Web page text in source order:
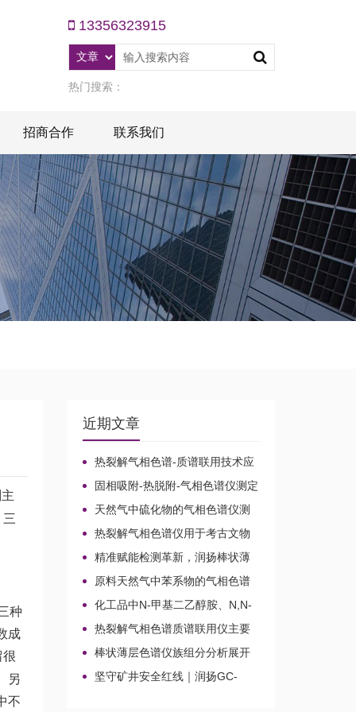
13356323915
热门搜索：
招商合作 联系我们
三
种
成
很
另
不
近期文章
热裂解气相色谱-质谱联用技术应
用于贝叶经木质纤维素的微生物降
解机理
固相吸附-热脱附-气相色谱仪测定
无组织排放空气中15种乙酸酯类化
合物的含量
天然气中硫化物的气相色谱仪测
定方法比较及分析方法新技术
热裂解气相色谱仪用于考古文物
鉴定和古建筑材料分析
精准赋能检测革新，润扬棒状薄
层色谱仪铸就国产分析新标杆
原料天然气中苯系物的气相色谱
仪分析路线
化工品中N-甲基二乙醇胺、N,N-
二甲基乙醇胺、N-乙基二乙醇胺和
三乙醇胺的气相色谱仪测定
热裂解气相色谱质谱联用仪主要
应用领域
棒状薄层色谱仪族组分分析展开
剂的选择
坚守矿井安全红线｜润扬GC-